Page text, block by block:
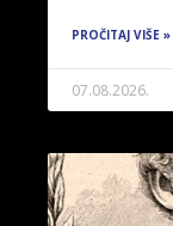
PROČITAJ VIŠE »
07.08.2026.